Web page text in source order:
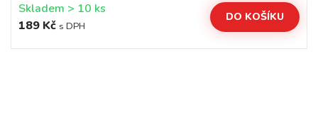
Skladem > 10 ks
189 Kč s DPH
DO KOŠÍKU